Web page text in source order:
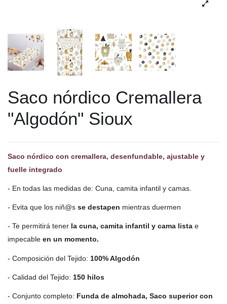
Saco nórdico Cremallera
"Algodón" Sioux
Saco nórdico con cremallera, desenfundable, ajustable y
fuelle integrado
- En todas las medidas de: Cuna, camita infantil y camas.
- Evita que los niñ@s se destapen mientras duermen
- Te permitirá tener la cuna, camita infantil y cama lista e
impecable en un momento.
- Composición del Tejido: 100% Algodón
- Calidad del Tejido: 150 hilos
- Conjunto completo: Funda de almohada, Saco superior con